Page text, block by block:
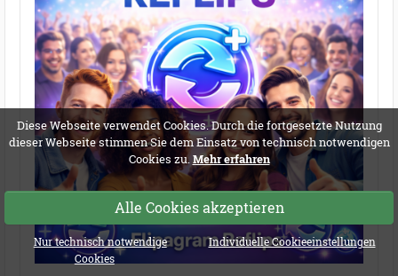
Diese Webseite verwendet Cookies. Durch die fortgesetzte Nutzung
dieser Webseite stimmen Sie dem Einsatz von technisch notwendigen
Cookies zu. Mehr erfahren
Alle Cookies akzeptieren
Nur technisch notwendige
Cookies
Individuelle Cookieeinstellungen